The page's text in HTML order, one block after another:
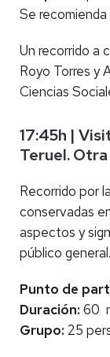
Se
Un recorrido a
Royo Torres y
Ciencias
17:45h |
Teruel.
Recorrido por
conservadas
aspectos y
público general.
Punto de
Duración: 60
Grupo: 25